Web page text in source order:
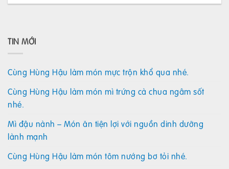
TIN MỚI
Cùng Hùng Hậu làm món mực trộn khổ qua nhé.
Cùng Hùng Hậu làm món mì trứng cà chua ngâm sốt
nhé.
Mì đậu nành – Món ăn tiện lợi với nguồn dinh dưỡng
lành mạnh
Cùng Hùng Hậu làm món tôm nướng bơ tỏi nhé.